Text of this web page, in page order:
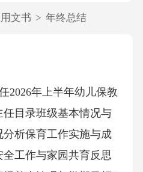
文书 > 年终总结
2026年上半年幼儿保教
目录班级基本情况与
析保育工作实施与成
工作与家园共育反思